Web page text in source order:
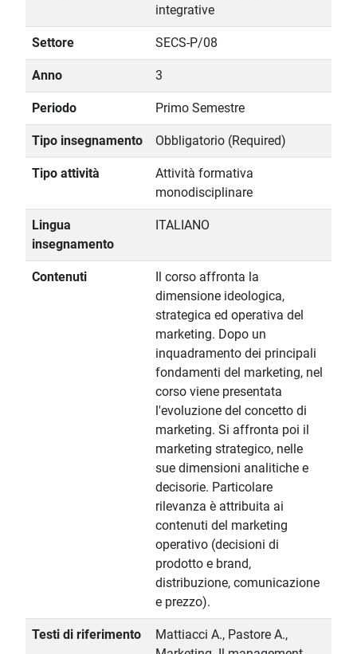
integrative
Settore SECS-P/08
Anno 3
Periodo Primo Semestre
Tipo insegnamento Obbligatorio (Required)
Tipo attività
Attività formativa
monodisciplinare
Lingua
insegnamento
ITALIANO
Contenuti
Il corso affronta la
dimensione ideologica,
strategica ed operativa del
marketing. Dopo un
inquadramento dei principali
fondamenti del marketing, nel
corso viene presentata
l'evoluzione del concetto di
marketing. Si affronta poi il
marketing strategico, nelle
sue dimensioni analitiche e
decisorie. Particolare
rilevanza è attribuita ai
contenuti del marketing
operativo (decisioni di
prodotto e brand,
distribuzione, comunicazione
e prezzo).
Testi di riferimento
Mattiacci A., Pastore A.,